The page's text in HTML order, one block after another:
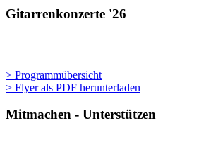
Gitarrenkonzerte '26
> Programmübersicht
> Flyer als PDF herunterladen
Mitmachen - Unterstützen